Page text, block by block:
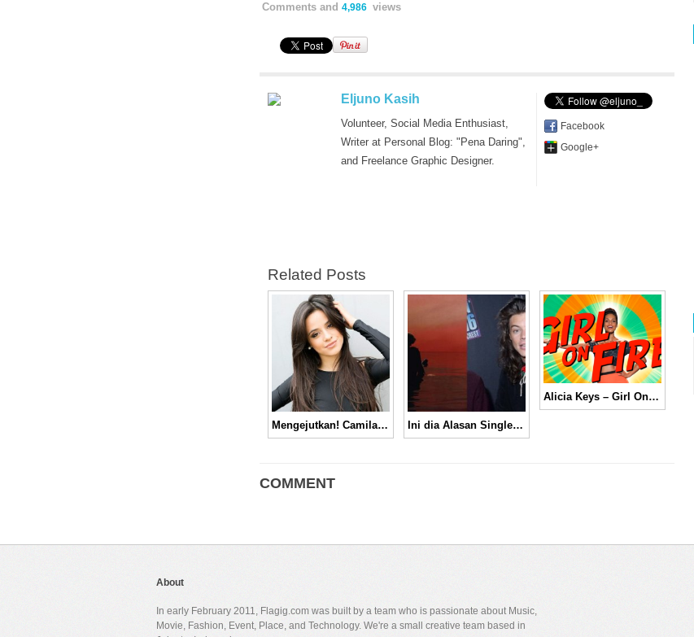
Comments and 4,986 views
Eljuno Kasih
Volunteer, Social Media Enthusiast,
Writer at Personal Blog: "Pena Daring",
and Freelance Graphic Designer.
Facebook
Google+
Related Posts
Mengejutkan! Camila Cabello Memutuskan untuk Keluar dari Fifth Harmony Ini dia Alasan Single Terbaru Harry Styles Terancam Gagal Puncaki Tangga Lagu Dunia
Alicia Keys – Girl On Fire
COMMENT
About
In early February 2011, Flagig.com was built by a team who is passionate about Music,
Movie, Fashion, Event, Place, and Technology. We're a small creative team based in